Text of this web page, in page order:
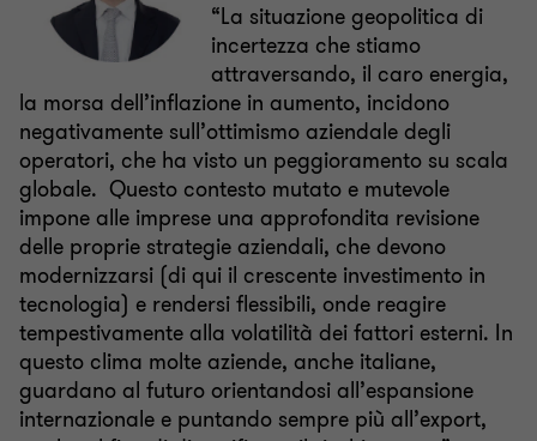
“La situazione geopolitica di
incertezza che stiamo
attraversando, il caro energia,
la morsa dell’inflazione in aumento, incidono
negativamente sull’ottimismo aziendale degli
operatori, che ha visto un peggioramento su scala
globale. Questo contesto mutato e mutevole
impone alle imprese una approfondita revisione
delle proprie strategie aziendali, che devono
modernizzarsi (di qui il crescente investimento in
tecnologia) e rendersi flessibili, onde reagire
tempestivamente alla volatilità dei fattori esterni. In
questo clima molte aziende, anche italiane,
guardano al futuro orientandosi all’espansione
internazionale e puntando sempre più all’export,